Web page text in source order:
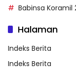
Babinsa
Halaman
Indeks Berita
Indeks Berita